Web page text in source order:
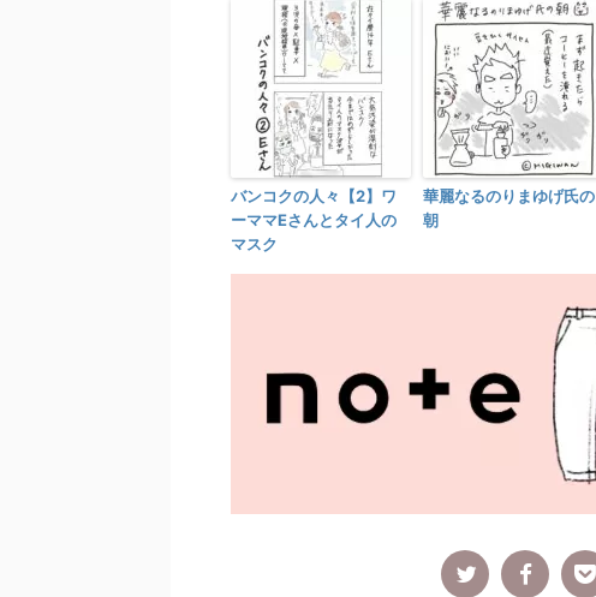
バンコクの人々【2】ワ
ーママEさんとタイ人の
マスク
華麗なるのりまゆげ氏の
朝